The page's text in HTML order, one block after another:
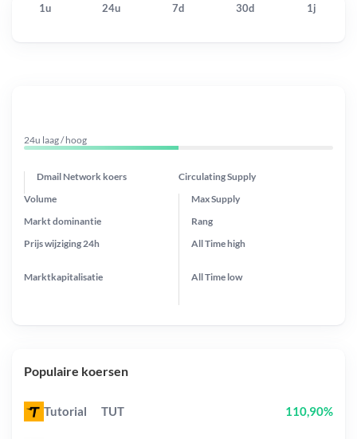
1u 24u 7d 30d 1j
24u laag / hoog
Dmail Network koers Circulating Supply
Prijs wijziging 24h
Max Supply
Markt dominantie
Marktkapitalisatie
Volume
Rang
All Timehigh
All Time low
Populaire koersen
Tutorial TUT 110,90%